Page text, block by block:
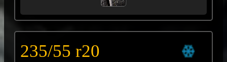
235/55 r20